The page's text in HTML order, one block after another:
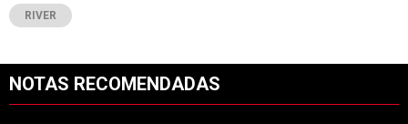
RIVER
NOTAS RECOMENDADAS